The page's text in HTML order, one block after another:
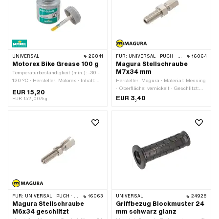
UNIVERSAL 26841
Motorex Bike Grease 100 g
Temperaturbeständigkeit (min.): -30 -
120 °C · Hersteller: Motorex · Inhalt:
Anwendungsbereich: Fett
EUR 15,20
EUR 152,00/kg
FÜR: UNIVERSAL · PUCH · SACHS · ZÜNDAPP BELMONDO 16064
Magura Stellschraube
M7x34 mm
Hersteller: Magura · Material: Messing
· Oberfläche: vernickelt · Geschlitzt:
Nein · Gesamtlänge: 34 mm ·
Gewindeart: M7x1 (Standardgewinde)
EUR 3,40
FÜR: UNIVERSAL · PUCH · SACHS 16063
Magura Stellschraube
M6x34 geschlitzt
UNIVERSAL 24928
Griffbezug Blockmuster 24
mm schwarz glanz